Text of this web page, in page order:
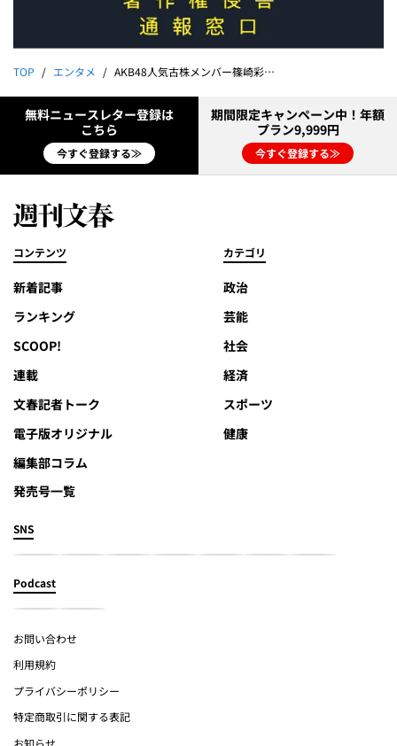
TOP エンタメ AKB48人気古株メンバー篠崎彩奈（27）がFC東京“逆輸入ストライカー”と真剣交際＆デート撮「千鳥足の篠崎がカレの腕を引っ張り…」
無料ニュースレター登録は
こちら
今すぐ登録する≫
期間限定キャンペーン中！年額
プラン9,999円
今すぐ登録する≫
コンテンツ
新着記事
ランキング
SCOOP!
連載
文春記者トーク
電子版オリジナル
編集部コラム
発売号一覧
カテゴリ
政治
芸能
社会
経済
スポーツ
健康
SNS
Podcast
お問い合わせ
利用規約
プライバシーポリシー
特定商取引に関する表記